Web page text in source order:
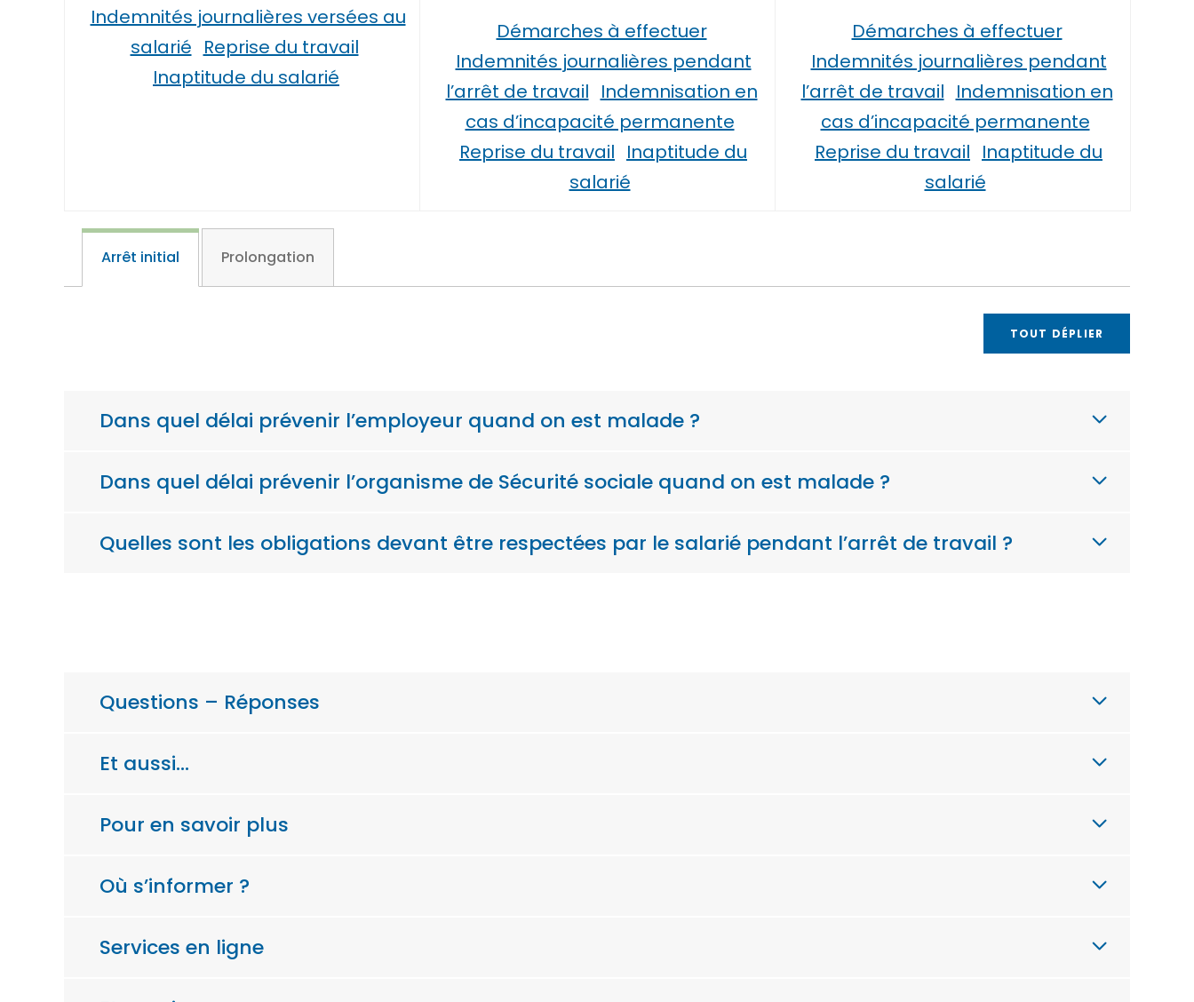
Indemnités journalières versées au
salarié Reprise du travail
Inaptitude du salarié
Démarches à effectuer
Indemnités journalières pendant
l’arrêt de travail Indemnisation en
cas d’incapacité permanente
Reprise du travail Inaptitude du
salarié
Démarches à effectuer
Indemnités journalières pendant
l’arrêt de travail Indemnisation en
cas d’incapacité permanente
Reprise du travail Inaptitude du
salarié
Arrêt initial Prolongation
TOUT DÉPLIER
Dans quel délai prévenir l’employeur quand on est malade ?
Dans quel délai prévenir l’organisme de Sécurité sociale quand on est malade ?
Quelles sont les obligations devant être respectées par le salarié pendant l’arrêt de travail ?
Questions – Réponses
Et aussi…
Pour en savoir plus
Où s’informer ?
Services en ligne